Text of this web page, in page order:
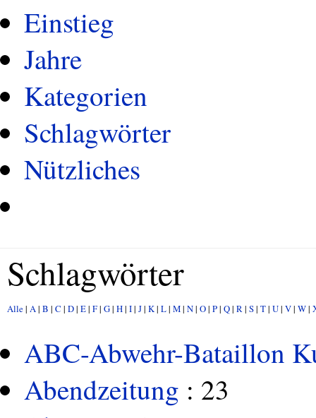
Einstieg
Jahre
Kategorien
Schlagwörter
Nützliches
Schlagwörter
Alle | A| B | C | D| E| F| G| H| I| J| K| L| M| N| O| P| Q| R| S| T| U| V| W|
ABC-Abwehr-Bataillon
Abendzeitung : 23